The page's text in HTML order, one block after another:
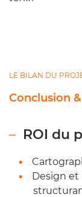
LE BILAN DU
Conclusion
ROI du
Design